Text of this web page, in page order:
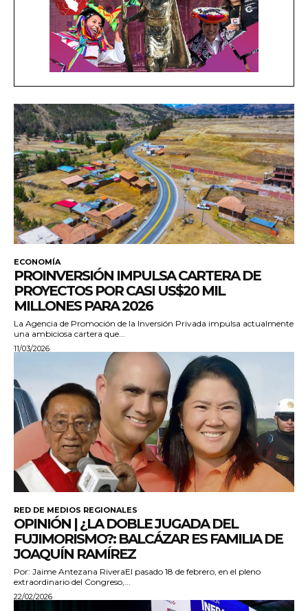
ECONOMÍA
PROINVERSIÓN IMPULSA CARTERA DE
PROYECTOS POR CASI US$20 MIL
MILLONES PARA 2026
La Agencia de Promoción de la Inversión Privada impulsa actualmente
una ambiciosa cartera que...
11/03/2026
RED DE MEDIOS REGIONALES
OPINIÓN | ¿LA DOBLE JUGADA DEL
FUJIMORISMO?: BALCÁZAR ES FAMILIA DE
JOAQUÍN RAMÍREZ
Por: Jaime Antezana RiveraEl pasado 18 de febrero, en el pleno
extraordinario del Congreso,...
22/02/2026